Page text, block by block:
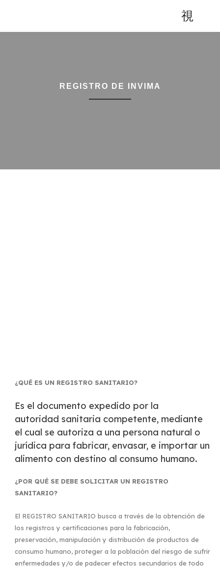
REGISTRO DE INVIMA
¿QUÉ ES UN REGISTRO SANITARIO?
Es el documento expedido por la
autoridad sanitaria competente, mediante
el cual se autoriza a una persona natural o
jurídica para fabricar, envasar, e importar un
alimento con destino al consumo humano.
¿POR QUÉ SE DEBE SOLICITAR UN REGISTRO
SANITARIO?
El REGISTRO SANITARIO busca a través de la obtención de
los registros y certificaciones para la fabricación,
preservación, manipulación y distribución de productos de
consumo humano, proteger a la población del riesgo de sufrir
enfermedades y/o de padecer efectos secundarios de todo